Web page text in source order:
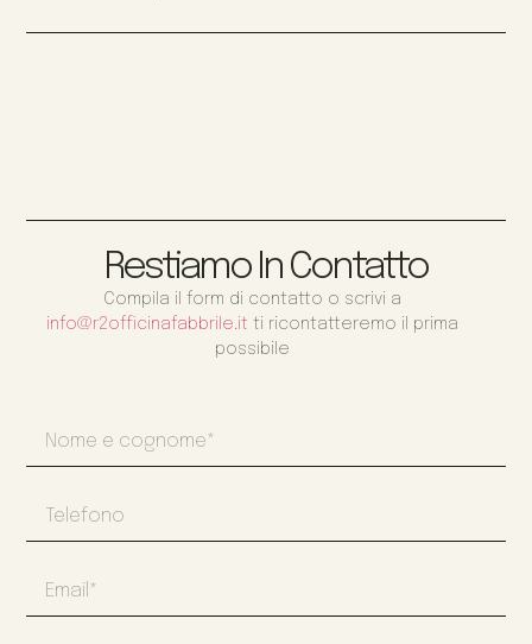
Restiamo In Contatto
Compila il form di contatto o scrivi a
info@r2officinafabbrile.it ti ricontatteremo il prima
possibile